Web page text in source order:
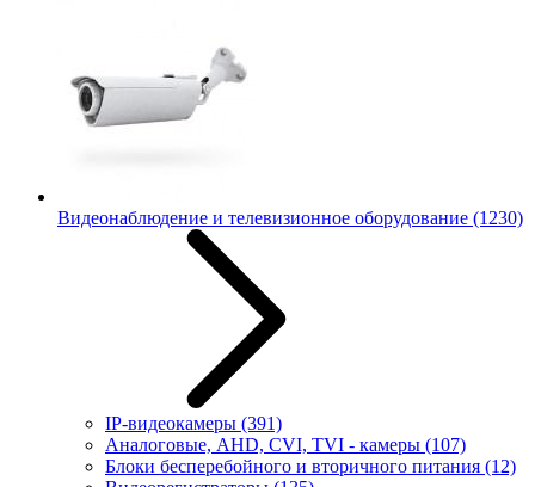
Видеонаблюдение и телевизионное оборудование (1230)
IP-видеокамеры (391)
Аналоговые, AHD, CVI, TVI - камеры (107)
Блоки бесперебойного и вторичного питания (12)